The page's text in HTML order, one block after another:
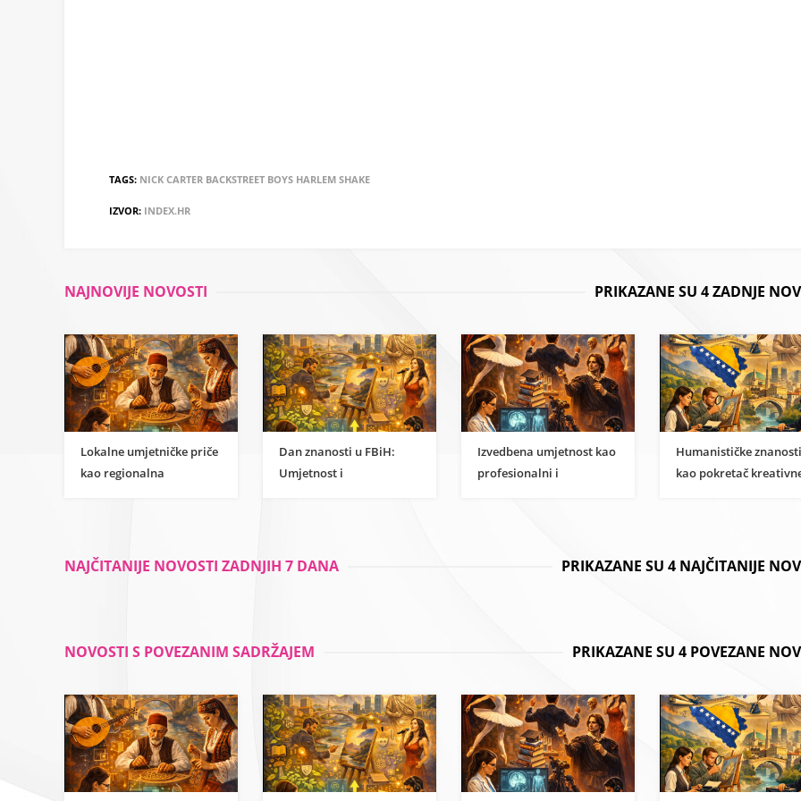
TAGS: NICK CARTER BACKSTREET BOYS HARLEM SHAKE
IZVOR: INDEX.HR
NAJNOVIJE NOVOSTI PRIKAZANE SU 4 ZADNJE
Lokalne umjetničke priče
kao regionalna
umjetnosti
Dan znanosti u FBiH:
Umjetnost i
Izvedbena umjetnost kao
profesionalni i
Humanističke
kao pokretač
NAJČITANIJE NOVOSTI ZADNJIH 7 DANA PRIKAZANE SU 4 NAJČITANIJE
NOVOSTI S POVEZANIM SADRŽAJEM PRIKAZANE SU 4 POVEZANE